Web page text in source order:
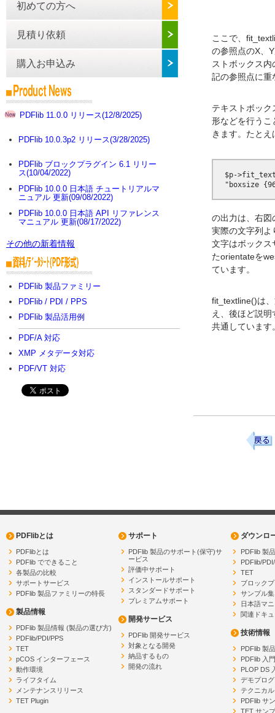
初めての方へ
見積り依頼
購入お申込み
PDFlib 11.0.0 リリース(12/8/2025)
PDFlib 10.0.3p2 リリース(3/28/2025)
PDFlib ブロックプラグイン 6.1 リリー
ス(10/04/2022)
PDFlib 10.0.0 日本語 チュートリアルマ
ニュアル 更新(09/08/2022)
PDFlib 10.0.0 日本語 API リファレンス
マニュアル 更新(08/17/2022)
その他の新着情報
PDFlib 製品ファミリー
PDFlib / PDI / PPS
PDFlib 製品活用例
PDF/A 対応
XMP メタデータ対応
PDF/VT 対応
ここで、
の参照点のX、
ストボックス
記の参照点に重
テキストボッ
形などを行うこ
きます。たとえ
$p-
の出力は、右図
実際の文字列
文字はボックス
たorientateを
ています。
fit_textline()は
え、後ほど説
共通しています
PDFlibとは
PDFlibとは
PDFlib でできること
各製品の比較
サポートサービス
PDFlib 製品ファミリーの特長
製品情報
PDFlib 製品情報 (製品の選び方)
PDFlib/PDI/PPS
TET
pCOS インターフェース
動作環境
ライフタイム
メンテナンスリリース
TET Plugin
サポート
PDFlib 製品のサポート(保守)サ
ービス
評価中サポート
インストールサポート
スタンダードサポート
プレミアムサポート
開発サービス
PDFlib 開発サービス
対象となる開発
納品するもの
開発の流れ
ダウンロ
PDFlib 製
PDFlib/
TET
ブロック
サンプル集
日本語マ
関連ドキ
技術情報
PDFlib 製
PDFlib 入門
PLOP DS
デモプロ
テクニカ
PDFlib サ
TET サン